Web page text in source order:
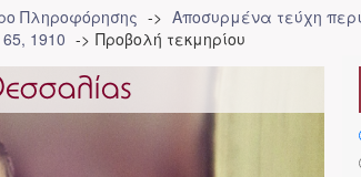
Πληροφόρησης
Αποσυρμένα τεύχη
1910 Προβολή τεκμηρίου